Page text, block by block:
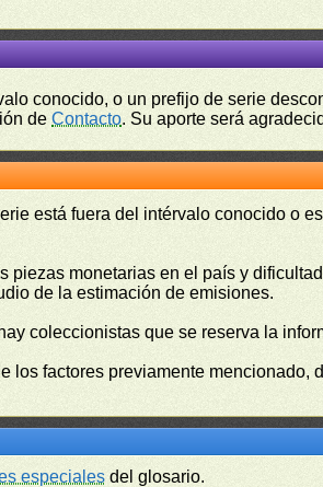
conocido, o un prefijo de serie
deContacto. Su aporte será
está fuera del intérvalo conocido o
monetarias en el país y
de la estimación de emisiones.
coleccionistas que se reserva la
factores previamente mencionado,
especiales del glosario.